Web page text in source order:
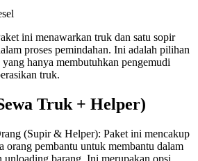
ini menawarkan truk dan satu sopir
proses pemindahan. Ini adalah pilihan
hanya membutuhkan pengemudi
truk.
Truk + Helper)
(Supir & Helper): Paket ini mencakup
orang pembantu untuk membantu dalam
unloading barang. Ini merupakan opsi